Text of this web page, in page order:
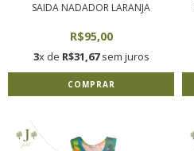
SAIDA NADADOR LARANJA
R$95,00
3x de R$31,67sem juros
COMPRAR